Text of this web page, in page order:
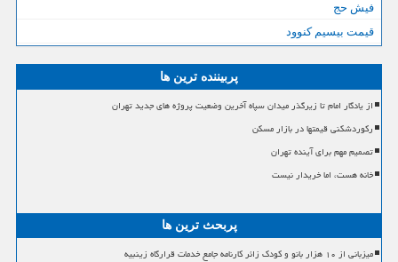
فیش حج
قیمت بیسیم کنوود
پربیننده ترین ها
از یادگار امام تا زیرگذر میدان سپاه آخرین وضعیت پروژه های جدید تهران
رکوردشکنی قیمتها در بازار مسکن
تصمیم مهم برای آینده تهران
خانه هست، اما خریدار نیست
پربحث ترین ها
میزبانی از ۱۰ هزار بانو و کودک زائر کارنامه جامع خدمات قرارگاه زینبیه